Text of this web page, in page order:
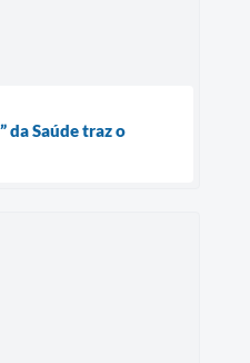
da Saúde traz o